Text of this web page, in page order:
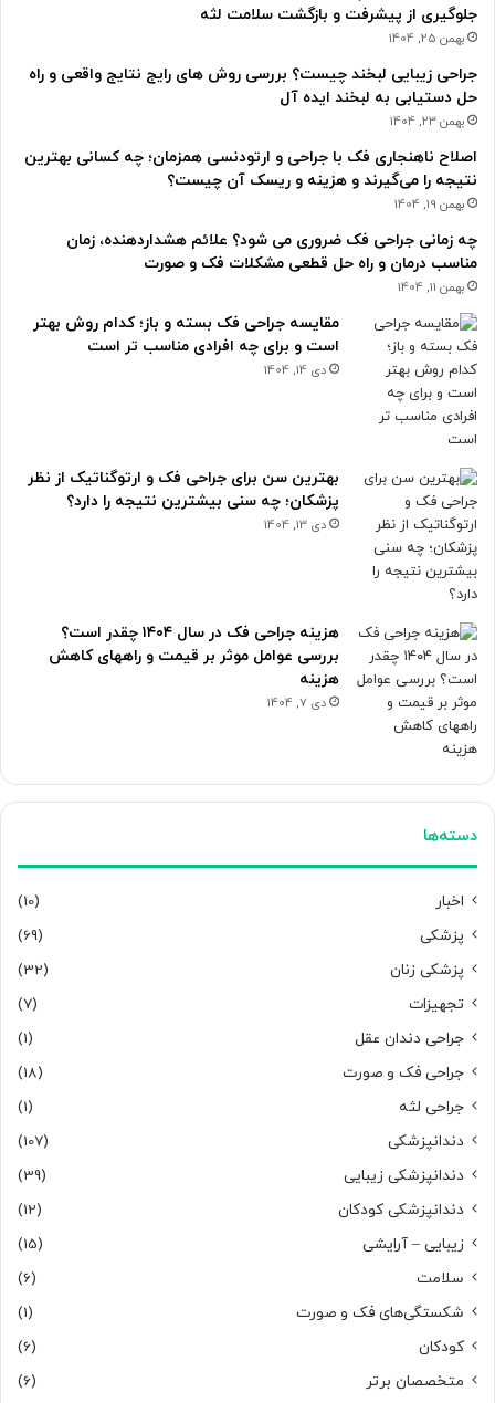
جلوگیری از پیشرفت و بازگشت سلامت لثه
بهمن 25, 1404
جراحی زیبایی لبخند چیست؟ بررسی روش های رایج نتایج واقعی و راه
حل دستیابی به لبخند ایده آل
بهمن 23, 1404
اصلاح ناهنجاری فک با جراحی و ارتودنسی همزمان؛ چه کسانی بهترین
نتیجه را می‌گیرند و هزینه و ریسک آن چیست؟
بهمن 19, 1404
چه زمانی جراحی فک ضروری می شود؟ علائم هشداردهنده، زمان
مناسب درمان و راه حل قطعی مشکلات فک و صورت
بهمن 11, 1404
مقایسه جراحی فک بسته و باز؛ کدام روش بهتر
است و برای چه افرادی مناسب تر است
دی 14, 1404
بهترین سن برای جراحی فک و ارتوگناتیک از نظر
پزشکان؛ چه سنی بیشترین نتیجه را دارد؟
دی 13, 1404
هزینه جراحی فک در سال ۱۴۰۴ چقدر است؟
بررسی عوامل موثر بر قیمت و راههای کاهش
هزینه
دی 7, 1404
دسته‌ها
اخبار
(10)
پزشکی
(69)
پزشکی زنان
(32)
تجهیزات
(7)
جراحی دندان عقل
(1)
جراحی فک و صورت
(18)
جراحی لثه
(1)
دندانپزشکی
(107)
دندانپزشکی زیبایی
(39)
دندانپزشکی کودکان
(12)
زیبایی – آرایشی
(15)
سلامت
(6)
شکستگی‌های فک و صورت
(1)
کودکان
(6)
متخصصان برتر
(6)